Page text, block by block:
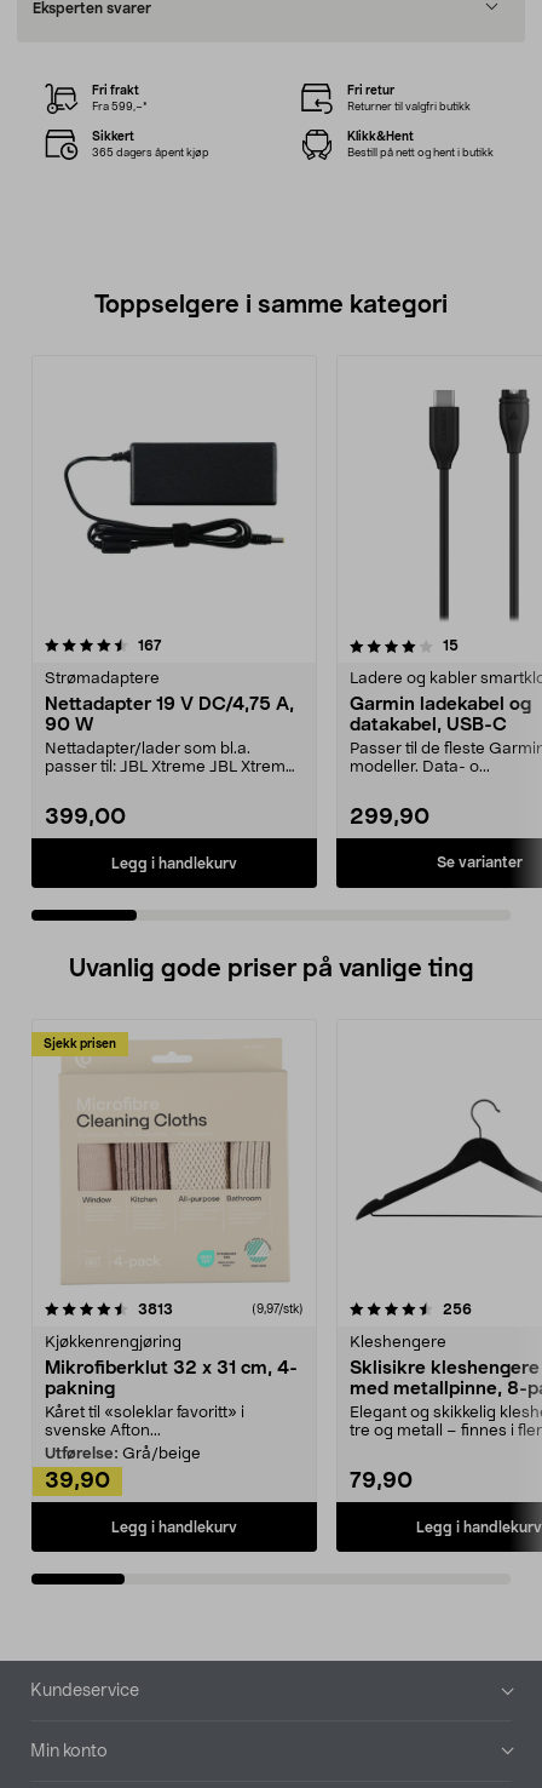
Eksperten svarer
Fri frakt
Fra 599,–*
Fri retur
Returner til valgfri butikk
Sikkert
365 dagers åpent kjøp
Klikk&Hent
Bestill på nett og hent i butikk
Toppselgere i samme kategori
167anmeldelser
Strømadaptere
Nettadapter 19 V DC/4,75 A,
90 W
Nettadapter/lader som bl.a.
passer til: JBL Xtreme JBL Xtreme
399,00
Legg i handlekurv
4.0 av 5 stjerner 15anmeldelser
Ladere og kabler
Garmin ladekabel og
datakabel, USB-C
Passer til de fleste
modeller. Data- o...
299,90
Se varianter
4.5 av 5 stjerner
Uvanlig gode priser på vanlige ting
Sjekk prisen
3813 anmeldelser(9,97/stk)
Kjøkkenrengjøring
Mikrofiberklut 32 x 31 cm, 4-
pakning
Kåret til «soleklar favoritt» i
svenske Afton...
Utførelse: Grå/beige
39,90
Legg i handlekurv
4.5av 5 stjerner 256
Kleshengere
Sklisikre
med metallpinne, 8-
Elegant og skikkelig
tre og metall – finnes i
79,90
Legg i handlekurv
4.5av 5 stjerner
Bunntekst
Kundeservice
Min konto